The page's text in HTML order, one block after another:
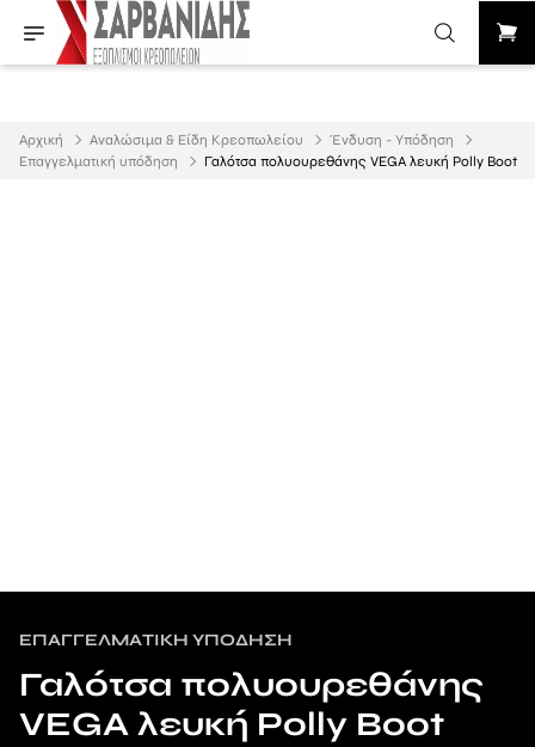
Αρχική Αναλώσιμα & Είδη Κρεοπωλείου
Ένδυση - Υπόδηση
Επαγγελματική υπόδηση
Γαλότσα πολυουρεθάνης VEGA λευκή Polly Boot
ΕΠΑΓΓΕΛΜΑΤΙΚΉ ΥΠΌΔΗΣΗ
Γαλότσα πολυουρεθάνης
VEGA λευκή Polly Boot